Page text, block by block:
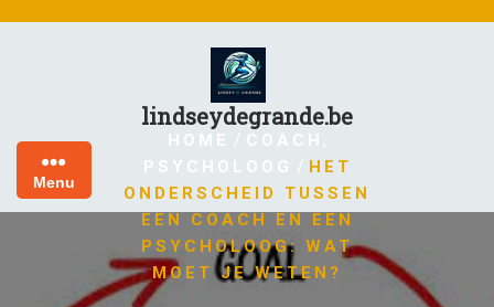
lindseydegrande.be
Menu
HOME / COACH ,
PSYCHOLOOG / HET
ONDERSCHEID TUSSEN
EEN COACH EN EEN
PSYCHOLOOG: WAT
MOET JE WETEN?